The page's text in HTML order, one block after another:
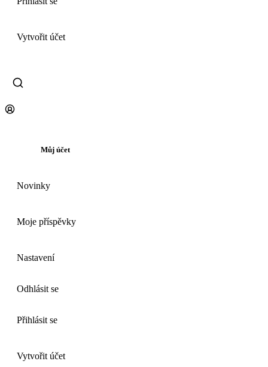
Vytvořit účet
Můj účet
Novinky
Moje příspěvky
Nastavení
Odhlásit se
Přihlásit se
Vytvořit účet